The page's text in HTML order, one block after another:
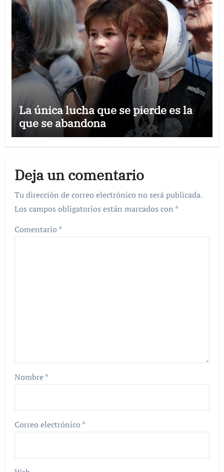
La única lucha que se pierde es la
que se abandona
Deja un comentario
Tu dirección de correo electrónico no será publicada.
Los campos obligatorios están marcados con *
Comentario *
Nombre*
Correo electrónico *